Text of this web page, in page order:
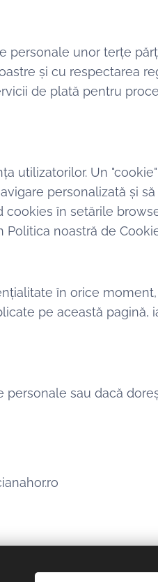
personale unor terțe
și cu respectarea
de plată pentru
utilizatorilor. Un
personalizată și
în setările
noastră de
în orice
pe această pagină,
sau dacă